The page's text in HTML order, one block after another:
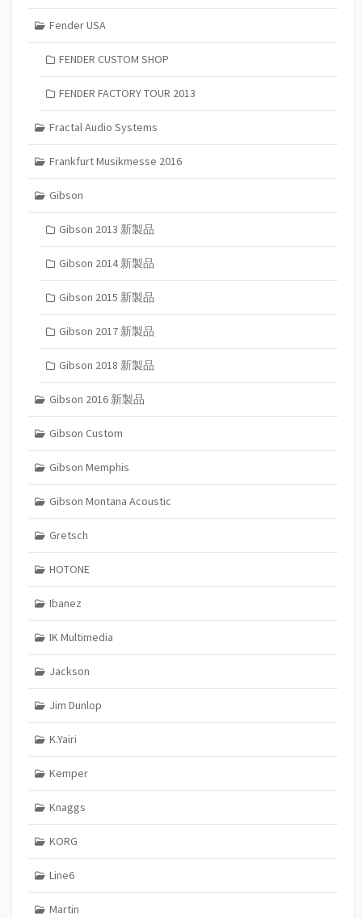
Fender USA
FENDER CUSTOM SHOP
FENDER FACTORY TOUR 2013
Fractal Audio Systems
Frankfurt Musikmesse 2016
Gibson
Gibson 2013 新製品
Gibson 2014 新製品
Gibson 2015 新製品
Gibson 2017 新製品
Gibson 2018 新製品
Gibson 2016 新製品
Gibson Custom
Gibson Memphis
Gibson Montana Acoustic
Gretsch
HOTONE
Ibanez
IK Multimedia
Jackson
Jim Dunlop
K.Yairi
Kemper
Knaggs
KORG
Line6
Martin